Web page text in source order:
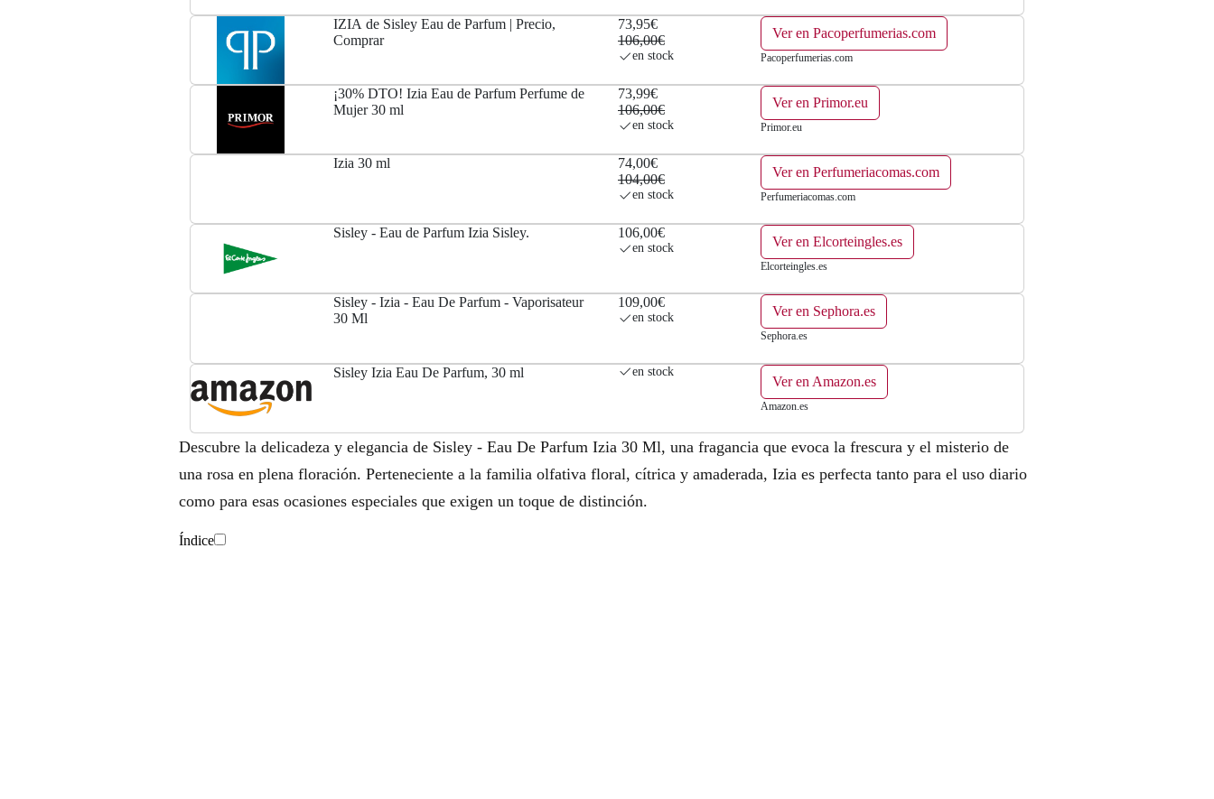
IZIA de Sisley Eau de Parfum | Precio,
Comprar
73,95€
106,00€
en stock
Ver en Pacoperfumerias.com
Pacoperfumerias.com
¡30% DTO! Izia Eau de Parfum Perfume de
Mujer 30 ml
73,99€
106,00€
en stock
Ver en Primor.eu
Primor.eu
Izia 30 ml
74,00€
104,00€
en stock
Ver en Perfumeriacomas.com
Perfumeriacomas.com
Sisley - Eau de Parfum Izia Sisley. 106,00€
en stock Ver en Elcorteingles.es
Elcorteingles.es
Sisley - Izia - Eau De Parfum - Vaporisateur
30 Ml
109,00€
en stock Ver en Sephora.es
Sephora.es
Sisley Izia Eau De Parfum, 30 ml en stock
Ver en Amazon.es
Amazon.es
Descubre la delicadeza y elegancia de Sisley - Eau De Parfum Izia 30 Ml, una fragancia que evoca la frescura y el misterio de
una rosa en plena floración. Perteneciente a la familia olfativa floral, cítrica y amaderada, Izia es perfecta tanto para el uso diario
como para esas ocasiones especiales que exigen un toque de distinción.
Índice